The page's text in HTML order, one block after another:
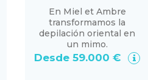
En Miel et Ambre
transformamos la
depilación oriental en
un mimo.
Desde 59.000 €